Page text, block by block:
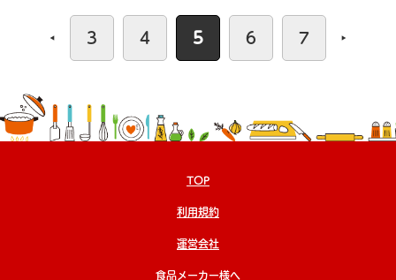
3 4 5 6 7
TOP
利用規約
運営会社
食品メーカー様へ